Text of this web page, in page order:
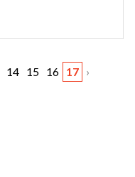
14 15 16 17 ›